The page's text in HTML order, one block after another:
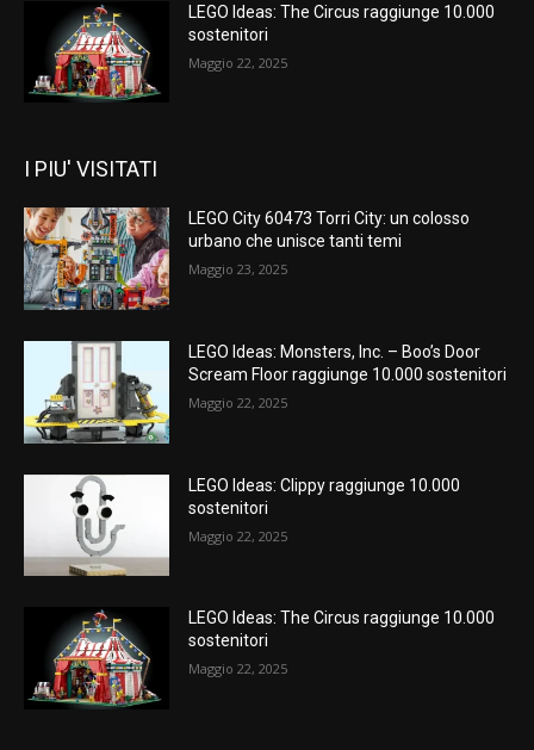
LEGO Ideas: The Circus raggiunge 10.000
sostenitori
Maggio 22, 2025
I PIU' VISITATI
LEGO City 60473 Torri City: un colosso
urbano che unisce tanti temi
Maggio 23, 2025
LEGO Ideas: Monsters, Inc. – Boo’s Door
Scream Floor raggiunge 10.000 sostenitori
Maggio 22, 2025
LEGO Ideas: Clippy raggiunge 10.000
sostenitori
Maggio 22, 2025
LEGO Ideas: The Circus raggiunge 10.000
sostenitori
Maggio 22, 2025